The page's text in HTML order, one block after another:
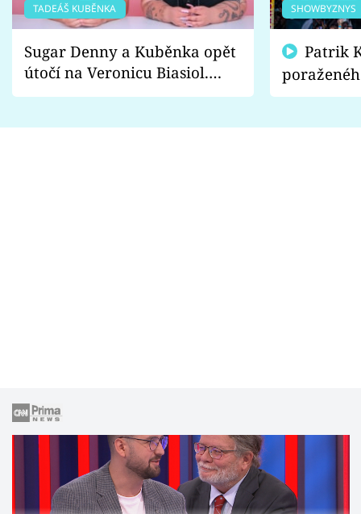
TADEÁŠ KUBĚNKA
Sugar Denny a Kuběnka opět
útočí na Veronicu Biasiol.
Proč je podle nich falešná a
SHOWBYZNYS
fanoušci